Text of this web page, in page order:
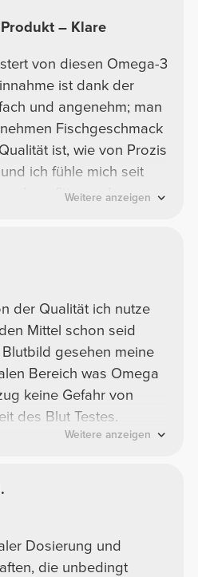
– Klare
von diesen Omega-3
ist dank der
und angenehm; man
Fischgeschmack
ist, wie von Prozis
ich fühle mich seit
fitter und
für jeden, der seine
unkompliziert und
Weitere anzeigen
der Qualität ich nutze
Mittel schon seid
gesehen meine
Bereich was Omega
keine Gefahr von
des Blut Testes.
Weitere anzeigen
Dosierung und
die unbedingt